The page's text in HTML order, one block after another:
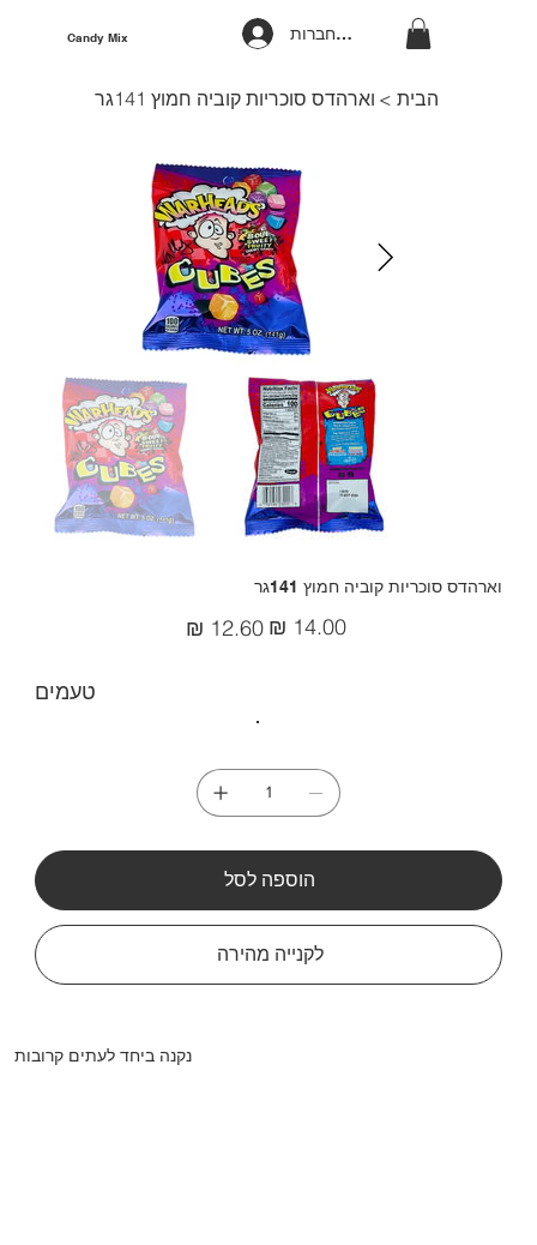
להתחברות Candy Mix
הבית > וארהדס סוכריות קוביה חמוץ 141גר
וארהדס סוכריות קוביה חמוץ 141גר
מקורי
מבצע
טעמים
הוספה לסל
לקנייה מהירה
נקנה ביחד לעתים קרובות